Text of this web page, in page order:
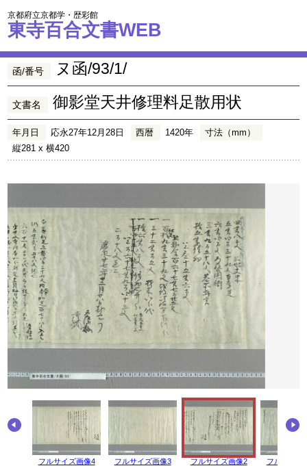
京都府立京都学・歴彩館
東寺百合文書WEB
函/番号 ヌ函/93/1/
文書名 御影堂天井修理料足散用状
年月日 応永27年12月28日 西暦 1420年
寸法（mm）
縦281 x 横420
フルサイズ画像4 フルサイズ画像3 フルサイズ画像2 フルサイズ